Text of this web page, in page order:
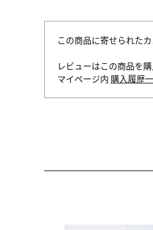
この商品に寄せられた
レビューはこの商品を
マイページ内 購入履歴